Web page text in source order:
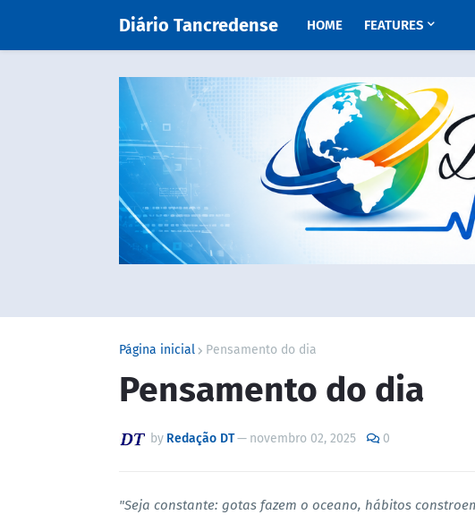
Diário Tancredense HOME FEATURES
Página inicial Pensamento do dia
Pensamento do dia
by Redação DT— novembro 02, 2025 0
"Seja constante: gotas fazem o oceano, hábitos